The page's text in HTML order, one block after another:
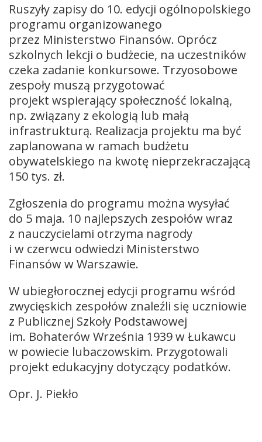
Ruszyły zapisy do 10. edycji ogólnopolskiego
programu organizowanego
przez Ministerstwo Finansów. Oprócz
szkolnych lekcji o budżecie, na uczestników
czeka zadanie konkursowe. Trzyosobowe
zespoły muszą przygotować
projekt wspierający społeczność lokalną,
np. związany z ekologią lub małą
infrastrukturą. Realizacja projektu ma być
zaplanowana w ramach budżetu
obywatelskiego na kwotę nieprzekraczającą
150 tys. zł.
Zgłoszenia do programu można wysyłać
do 5 maja. 10 najlepszych zespołów wraz
z nauczycielami otrzyma nagrody
i w czerwcu odwiedzi Ministerstwo
Finansów w Warszawie.
W ubiegłorocznej edycji programu wśród
zwycięskich zespołów znaleźli się uczniowie
z Publicznej Szkoły Podstawowej
im. Bohaterów Września 1939 w Łukawcu
w powiecie lubaczowskim. Przygotowali
projekt edukacyjny dotyczący podatków.
Opr. J. Piekło